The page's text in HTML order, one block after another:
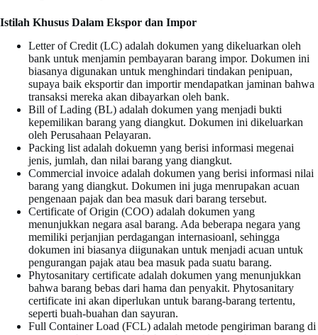
Istilah Khusus Dalam Ekspor dan Impor
Letter of Credit (LC) adalah dokumen yang dikeluarkan oleh
bank untuk menjamin pembayaran barang impor. Dokumen ini
biasanya digunakan untuk menghindari tindakan penipuan,
supaya baik eksportir dan importir mendapatkan jaminan bahwa
transaksi mereka akan dibayarkan oleh bank.
Bill of Lading (BL) adalah dokumen yang menjadi bukti
kepemilikan barang yang diangkut. Dokumen ini dikeluarkan
oleh Perusahaan Pelayaran.
Packing list adalah dokuemn yang berisi informasi megenai
jenis, jumlah, dan nilai barang yang diangkut.
Commercial invoice adalah dokumen yang berisi informasi nilai
barang yang diangkut. Dokumen ini juga menrupakan acuan
pengenaan pajak dan bea masuk dari barang tersebut.
Certificate of Origin (COO) adalah dokumen yang
menunjukkan negara asal barang. Ada beberapa negara yang
memiliki perjanjian perdagangan internasioanl, sehingga
dokumen ini biasanya diigunakan untuk menjadi acuan untuk
pengurangan pajak atau bea masuk pada suatu barang.
Phytosanitary certificate adalah dokumen yang menunjukkan
bahwa barang bebas dari hama dan penyakit. Phytosanitary
certificate ini akan diperlukan untuk barang-barang tertentu,
seperti buah-buahan dan sayuran.
Full Container Load (FCL) adalah metode pengiriman barang di